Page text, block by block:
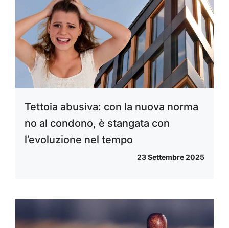
Tettoia abusiva: con la nuova norma
no al condono, è stangata con
l’evoluzione nel tempo
23 Settembre 2025